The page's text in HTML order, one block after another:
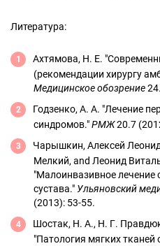
Литература:
Ахтямова, Н. Е.
(рекомендации хирургу
Медицинское обозрение
Годзенко, А. А. "Лечение
синдромов."РМЖ20.7
Чарышкин, Алексей
Мелкий, and Леонид
"Малоинвазивное лечение
сустава." Ульяновский
(2013): 53-55.
Шостак, Н. А., Н. Г.
"Патология мягких тканей